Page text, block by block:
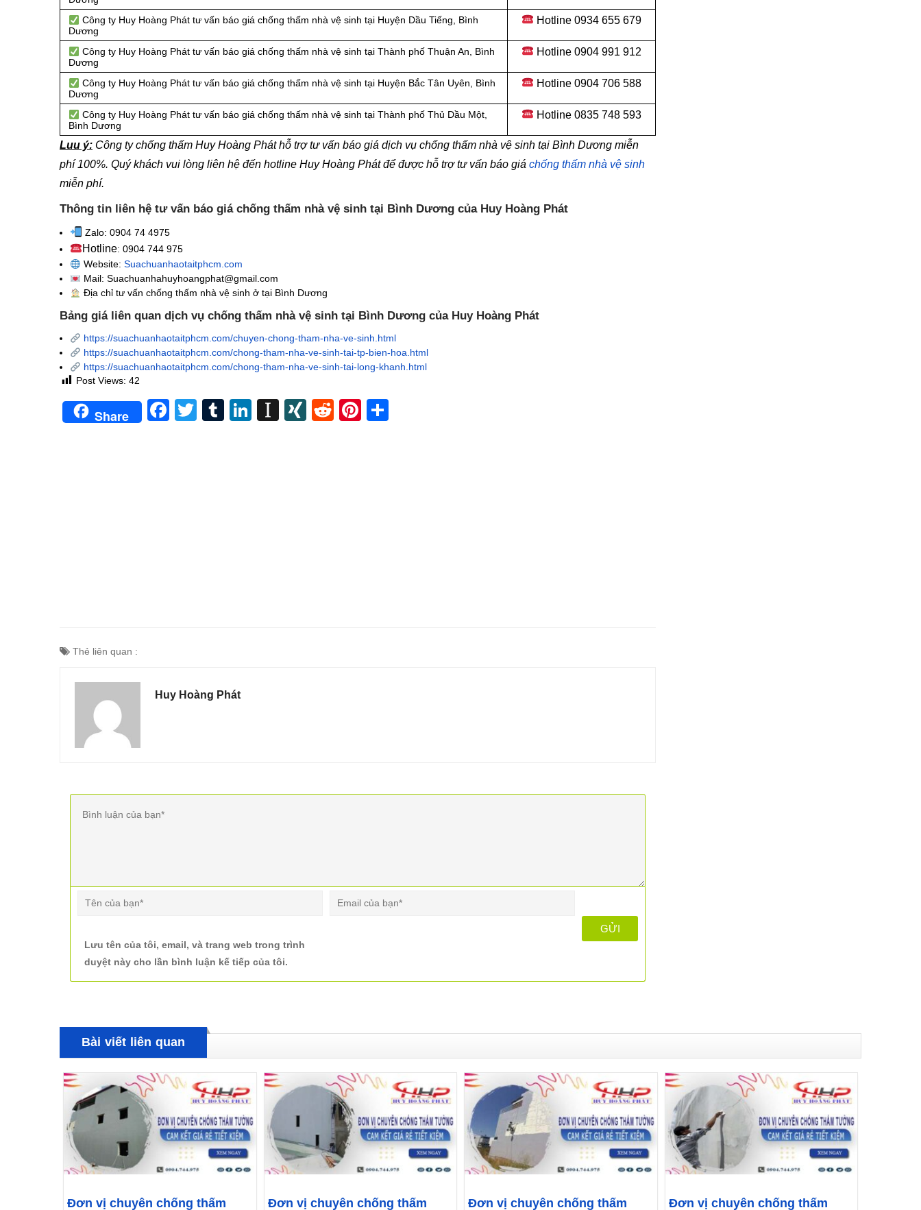
Công ty Huy Hoàng Phát tư vấn báo giá chống thấm nhà vệ sinh tại Huyện Dầu Tiếng, Bình
Dương
Hotline 0934 655 679
Công ty Huy Hoàng Phát tư vấn báo giá chống thấm nhà vệ sinh tại Thành phố Thuận An, Bình
Dương
Hotline 0904 991 912
Công ty Huy Hoàng Phát tư vấn báo giá chống thấm nhà vệ sinh tại Huyện Bắc Tân Uyên, Bình
Dương
Hotline 0904 706 588
Công ty Huy Hoàng Phát tư vấn báo giá chống thấm nhà vệ sinh tại Thành phố Thủ Dầu Một,
Bình Dương
Hotline 0835 748 593
Luu ý: Công ty chống thấm Huy Hoàng Phát hỗ trợ tư vấn báo giá dịch vụ chống thấm nhà vệ sinh tại Bình Dương miễn
phí 100%. Quý khách vui lòng liên hệ đến hotline Huy Hoàng Phát để được hỗ trợ tư vấn báo giá chống thấm nhà vệ sinh
miễn phí.
Thông tin liên hệ tư vấn báo giá chống thấm nhà vệ sinh tại Bình Dương của Huy Hoàng Phát
Zalo: 0904 74 4975
Hotline: 0904 744 975
Website: Suachuanhaotaitphcm.com
Mail: Suachuanhahuyhoangphat@gmail.com
Địa chỉ tư vấn chống thấm nhà vệ sinh ở tại Bình Dương
Bảng giá liên quan dịch vụ chống thấm nhà vệ sinh tại Bình Dương của Huy Hoàng Phát
https://suachuanhaotaitphcm.com/chuyen-chong-tham-nha-ve-sinh.html
https://suachuanhaotaitphcm.com/chong-tham-nha-ve-sinh-tai-tp-bien-hoa.html
https://suachuanhaotaitphcm.com/chong-tham-nha-ve-sinh-tai-long-khanh.html
Post Views: 42
Share Facebook
TwitterTumblrLinkedIn
Instapaper
XINGRedditPinterest
Thẻ liên quan :
Huy Hoàng Phát
Lưu tên của tôi, email, và trang web trong trình
duyệt này cho lần bình luận kế tiếp của tôi.
Bài viết liên quan
Đơn vị chuyên chống thấm Đơn vị chuyên chống thấm Đơn vị chuyên chống thấm Đơn vị chuyên chống thấm